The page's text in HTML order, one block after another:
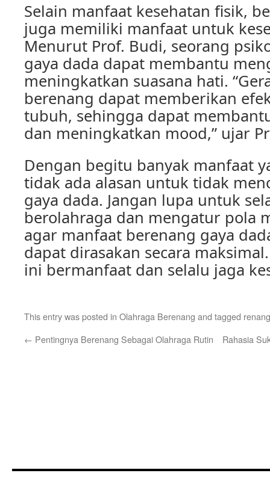
Selain manfaat kesehatan fisik,
juga memiliki manfaat untuk
Menurut Prof. Budi, seorang
gaya dada dapat membantu
meningkatkan suasana hati.
berenang dapat memberikan
tubuh, sehingga dapat
dan meningkatkan mood,” ujar
Dengan begitu banyak manfaat
tidak ada alasan untuk tidak
gaya dada. Jangan lupa untuk
berolahraga dan mengatur pola
agar manfaat berenang gaya
dapat dirasakan secara
ini bermanfaat dan selalu jaga
This entry was posted in Olahraga Berenang and tagged
← Pentingnya Berenang Sebagai Olahraga Rutin Rahasia